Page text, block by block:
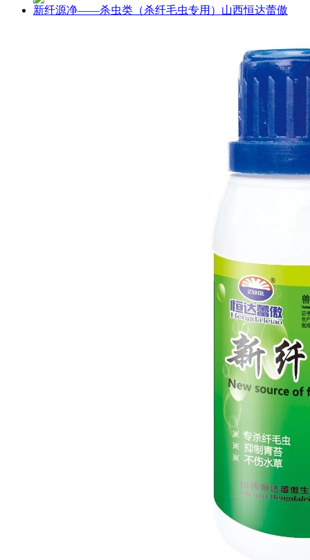
新纤源净——杀虫类（杀纤毛虫专用）山西恒达蕾傲